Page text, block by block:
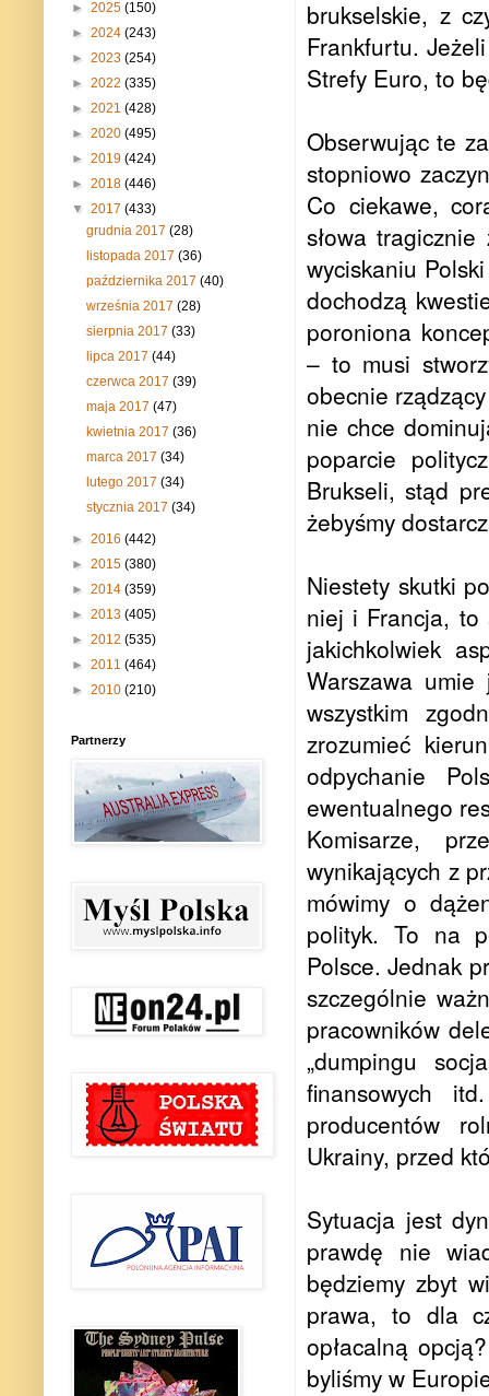
brukselskie, z
Frankfurtu.
Strefy Euro, to
Obserwując te
stopniowo
Co ciekawe,
słowa
wyciskaniu
dochodzą
poroniona
– to musi
obecnie
nie chce
poparcie
Brukseli, stąd
żebyśmy
Niestety skutki
niej i Francja, to
jakichkolwiek
Warszawa
wszystkim
zrozumieć
odpychanie
ewentualnego
Komisarze,
wynikających z
mówimy o
polityk. To na
Polsce. Jednak
szczególnie
pracowników
„dumpingu
finansowych
producentów
Ukrainy, przed
Sytuacja jest
prawdę nie
będziemy zbyt
prawa, to dla
opłacalną
byliśmy w
► 2025 (150)
► 2024 (243)
► 2023 (254)
► 2022 (335)
► 2021 (428)
► 2020 (495)
► 2019 (424)
► 2018 (446)
▼ 2017 (433)
grudnia 2017(28)
listopada 2017(36)
października 2017(40)
września 2017(28)
sierpnia 2017(33)
lipca 2017(44)
czerwca 2017(39)
maja 2017(47)
kwietnia 2017(36)
marca 2017(34)
lutego 2017(34)
stycznia 2017(34)
► 2016 (442)
► 2015 (380)
► 2014 (359)
► 2013 (405)
► 2012 (535)
► 2011 (464)
► 2010 (210)
Partnerzy